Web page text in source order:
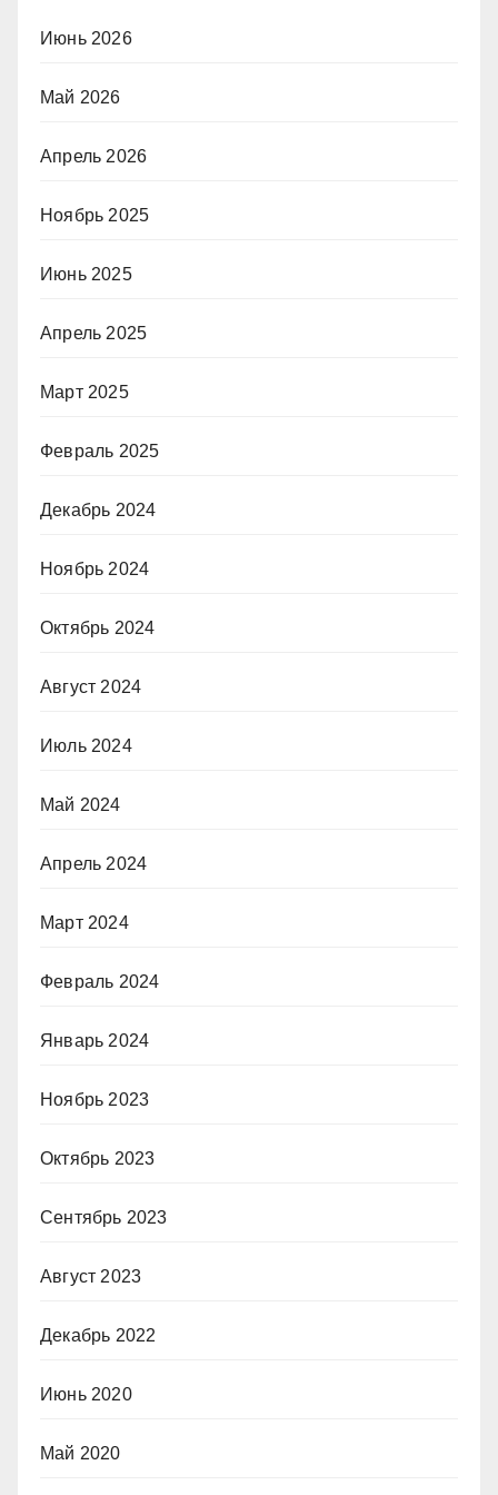
Июнь 2026
Май 2026
Апрель 2026
Ноябрь 2025
Июнь 2025
Апрель 2025
Март 2025
Февраль 2025
Декабрь 2024
Ноябрь 2024
Октябрь 2024
Август 2024
Июль 2024
Май 2024
Апрель 2024
Март 2024
Февраль 2024
Январь 2024
Ноябрь 2023
Октябрь 2023
Сентябрь 2023
Август 2023
Декабрь 2022
Июнь 2020
Май 2020